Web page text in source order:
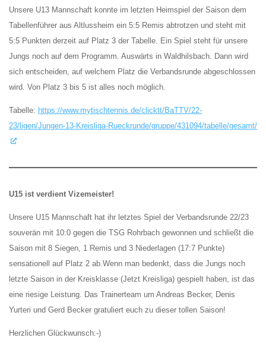
Unsere U13 Mannschaft konnte im letzten Heimspiel der Saison dem
Tabellenführer aus Altlussheim ein 5:5 Remis abtrotzen und steht mit
5:5 Punkten derzeit auf Platz 3 der Tabelle. Ein Spiel steht für unsere
Jungs noch auf dem Programm. Auswärts in Waldhilsbach. Dann wird
sich entscheiden, auf welchem Platz die Verbandsrunde abgeschlossen
wird. Von Platz 3 bis 5 ist alles noch möglich.
Tabelle: https://www.mytischtennis.de/clicktt/BaTTV/22-
23/ligen/Jungen-13-Kreisliga-Rueckrunde/gruppe/431094/tabelle/gesamt/
U15 ist verdient Vizemeister!
Unsere U15 Mannschaft hat ihr letztes Spiel der Verbandsrunde 22/23
souverän mit 10:0 gegen die TSG Rohrbach gewonnen und schließt die
Saison mit 8 Siegen, 1 Remis und 3 Niederlagen (17:7 Punkte)
sensationell auf Platz 2 ab.Wenn man bedenkt, dass die Jungs noch
letzte Saison in der Kreisklasse (Jetzt Kreisliga) gespielt haben, ist das
eine riesige Leistung. Das Trainerteam um Andreas Becker, Denis
Yurteri und Gerd Becker gratuliert euch zu dieser tollen Saison!
Herzlichen Glückwunsch:-)